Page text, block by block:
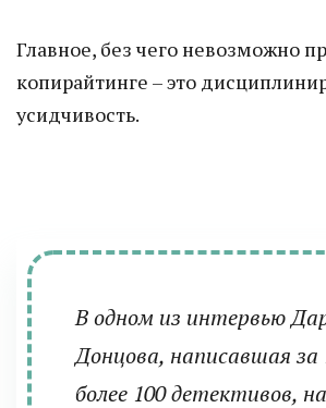
Главное, без чего невозможно
копирайтинге – это
усидчивость.
В одном из интервью
Донцова, написавшая за
более 100 детективов,